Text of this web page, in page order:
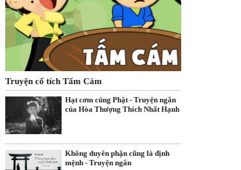
Truyện cổ tích Tấm Cám
Hạt cơm cúng Phật - Truyện ngắn
của Hòa Thượng Thích Nhất Hạnh
Không duyên phận cũng là định
mệnh - Truyện ngắn